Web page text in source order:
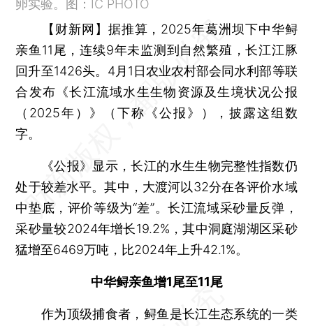
卵实验。图：IC PHOTO
【财新网】 据推算，2025年葛洲坝下中华鲟
亲鱼11尾，连续9年未监测到自然繁殖，长江江豚
回升至1426头。4月1日农业农村部会同水利部等联
合发布《长江流域水生生物资源及生境状况公报
（2025年）》（下称《公报》），披露这组数
字。
《公报》显示，长江的水生生物完整性指数仍
处于较差水平。其中，大渡河以32分在各评价水域
中垫底，评价等级为“差”。长江流域采砂量反弹，
采砂量较2024年增长19.2%，其中洞庭湖湖区采砂
猛增至6469万吨，比2024年上升42.1%。
中华鲟亲鱼增1尾至11尾
作为顶级捕食者，鲟鱼是长江生态系统的一类